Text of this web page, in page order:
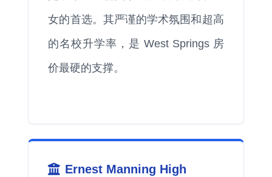
女的首选。其严谨的学术氛围和超高
的名校升学率，是 West Springs 房
价最硬的支撑。
Ernest Manning High